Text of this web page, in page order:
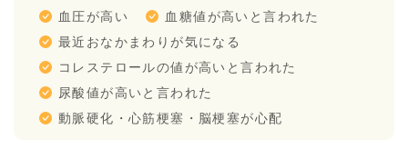
血圧が高い
血糖値が高いと言われた
最近おなかまわりが気になる
コレステロールの値が高いと言われた
尿酸値が高いと言われた
動脈硬化・心筋梗塞・脳梗塞が心配